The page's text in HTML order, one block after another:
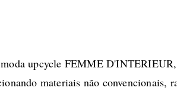
upcycle FEMME
materiais não convencionais,